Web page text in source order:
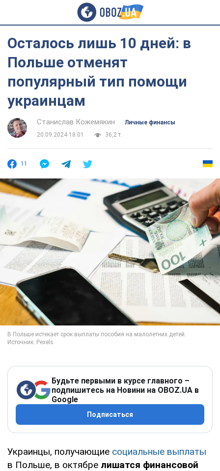
Осталось лишь 10 дней: в
Польше отменят
популярный тип помощи
украинцам
Станислав Кожемякин
Личные финансы
20.09.2024 18:01
36,2 т.
11
Будьте первыми в курсе главного –
подпишитесь на Новини на OBOZ.UA в
Google
Подписаться
Украинцы, получающие социальные выплаты
в Польше, в октябре лишатся финансовой